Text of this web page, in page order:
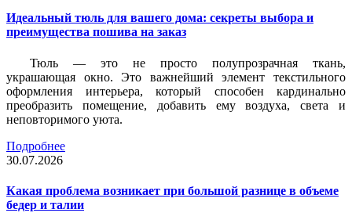
Идеальный тюль для вашего дома: секреты выбора и
преимущества пошива на заказ
Тюль — это не просто полупрозрачная ткань,
украшающая окно. Это важнейший элемент текстильного
оформления интерьера, который способен кардинально
преобразить помещение, добавить ему воздуха, света и
неповторимого уюта.
Подробнее
30.07.2026
Какая проблема возникает при большой разнице в объеме
бедер и талии